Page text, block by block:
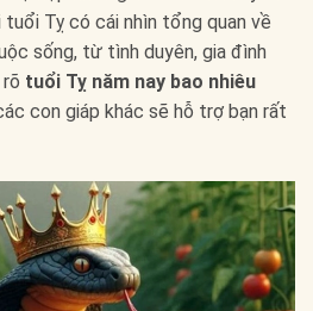
Tỵ có cái nhìn tổng quan về
sống, từ tình duyên, gia đình
tuổi Tỵ năm nay bao nhiêu
con giáp khác sẽ hỗ trợ bạn rất